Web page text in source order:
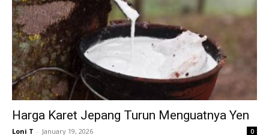
Harga Karet Jepang Turun Menguatnya Yen
Loni T - January 19, 2026 0